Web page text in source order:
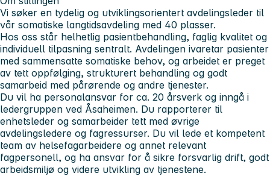
Vi søker en tydelig og utviklingsorientert avdelingsleder til
vår somatiske langtidsavdeling med 40 plasser.
Hos oss står helhetlig pasientbehandling, faglig kvalitet og
individuell tilpasning sentralt. Avdelingen ivaretar pasienter
med sammensatte somatiske behov, og arbeidet er preget
av tett oppfølging, strukturert behandling og godt
samarbeid med pårørende og andre tjenester.
Du vil ha personalansvar for ca. 20 årsverk og inngå i
ledergruppen ved Åsaheimen. Du rapporterer til
enhetsleder og samarbeider tett med øvrige
avdelingsledere og fagressurser. Du vil lede et kompetent
team av helsefagarbeidere og annet relevant
fagpersonell, og ha ansvar for å sikre forsvarlig drift, godt
arbeidsmiljø og videre utvikling av tjenestene.